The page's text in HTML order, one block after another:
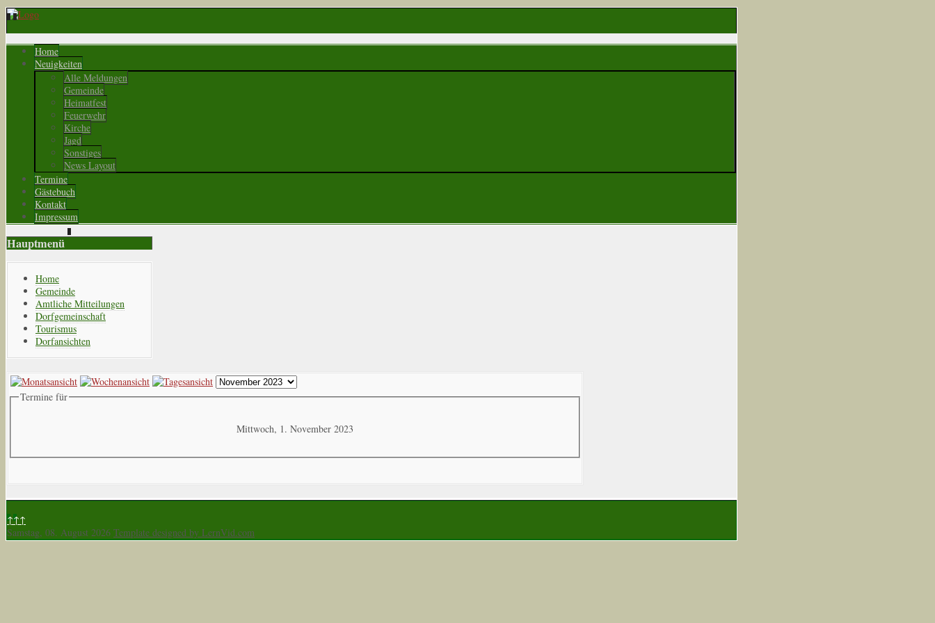
Home
Neuigkeiten
Alle Meldungen
Gemeinde
Heimatfest
Feuerwehr
Kirche
Jagd
Sonstiges
News Layout
Termine
Gästebuch
Kontakt
Impressum
Hauptmenü
Home
Gemeinde
Amtliche Mitteilungen
Dorfgemeinschaft
Tourismus
Dorfansichten
Termine für
Mittwoch, 1. November 2023
↑↑↑
Samstag, 08. August 2026 Template designed by LernVid.com